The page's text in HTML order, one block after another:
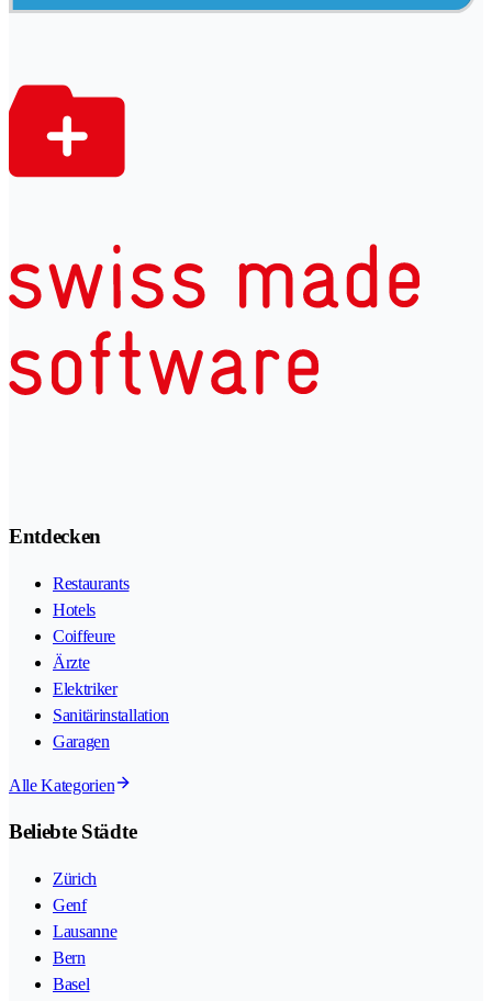
Entdecken
Restaurants
Hotels
Coiffeure
Ärzte
Elektriker
Sanitärinstallation
Garagen
Alle Kategorien
Beliebte Städte
Zürich
Genf
Lausanne
Bern
Basel